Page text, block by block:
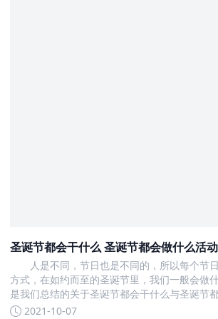
圣诞节都会干什么 圣诞节都会做什么活动
人是不同，节日也是不同的，所以每个节
方式，在如约而至的圣诞节里，我们一般会做
是我们总结的关于圣诞节都会干什么与圣诞节
部内容，现在一起来看看吧
2021-10-07